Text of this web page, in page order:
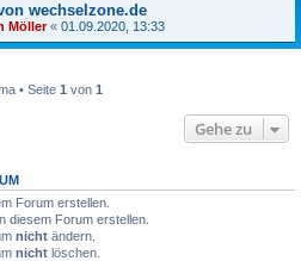
wechselzone.de
Möller« 01.09.2020, 13:33
• Seite 1 von 1
Gehe zu
Forum erstellen.
diesem Forum erstellen.
nicht ändern.
nicht löschen.